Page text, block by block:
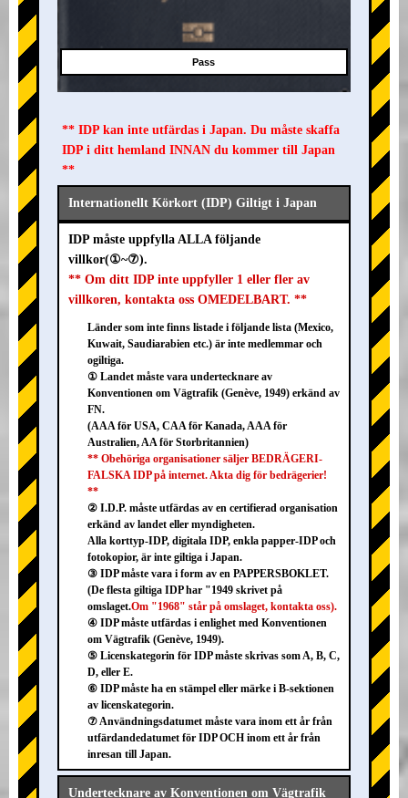
Pass
** IDP kan inte utfärdas i Japan. Du måste skaffa
IDP i ditt hemland INNAN du kommer till Japan
**
Internationellt Körkort (IDP) Giltigt i Japan
IDP måste uppfylla ALLA följande
villkor(①~⑦).
** Om ditt IDP inte uppfyller 1 eller fler av
villkoren, kontakta oss OMEDELBART. **
Länder som inte finns listade i följande lista (Mexico,
Kuwait, Saudiarabien etc.) är inte medlemmar och
ogiltiga.
① Landet måste vara undertecknare av
Konventionen om Vägtrafik (Genève, 1949) erkänd av
FN.
(AAA för USA, CAA för Kanada, AAA för
Australien, AA för Storbritannien)
** Obehöriga organisationer säljer BEDRÄGERI-
FALSKA IDP på internet. Akta dig för bedrägerier!
**
② I.D.P. måste utfärdas av en certifierad organisation
erkänd av landet eller myndigheten.
Alla korttyp-IDP, digitala IDP, enkla papper-IDP och
fotokopior, är inte giltiga i Japan.
③ IDP måste vara i form av en PAPPERSBOKLET.
(De flesta giltiga IDP har "1949 skrivet på
omslaget.Om "1968" står på omslaget, kontakta oss).
④ IDP måste utfärdas i enlighet med Konventionen
om Vägtrafik (Genève, 1949).
⑤ Licenskategorin för IDP måste skrivas som A, B, C,
D, eller E.
⑥ IDP måste ha en stämpel eller märke i B-sektionen
av licenskategorin.
⑦ Användningsdatumet måste vara inom ett år från
utfärdandedatumet för IDP OCH inom ett år från
inresan till Japan.
Undertecknare av Konventionen om Vägtrafik